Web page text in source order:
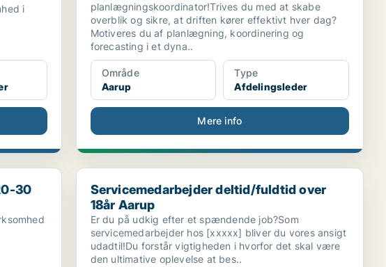
i
planlægningskoordinator!Trives du med at skabe
overblik og sikre, at driften kører effektivt hver dag?
Motiveres du af planlægning, koordinering og
forecasting i et dyna..
Område
Aarup
Type
Afdelingsleder
Mere info
om u...
30
Servicemedarbejder deltid/fuldtid over 18år Aarup
Servicemedarbejder deltid/fuldtid over
18år Aarup
Er du på udkig efter et spændende job?Som
servicemedarbejder hos [xxxxx] bliver du vores ansigt
udadtil!Du forstår vigtigheden i hvorfor det skal være
den ultimative oplevelse at bes..